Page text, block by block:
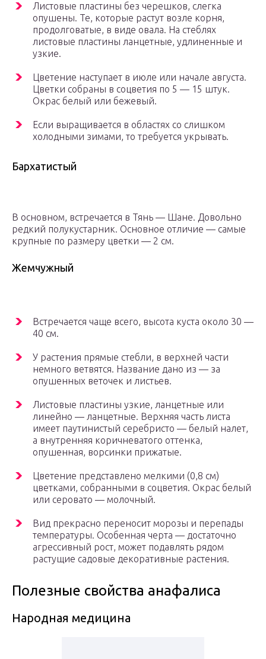
Листовые пластины без черешков, слегка
опушены. Те, которые растут возле корня,
продолговатые, в виде овала. На стеблях
листовые пластины ланцетные, удлиненные и
узкие.
Цветение наступает в июле или начале августа.
Цветки собраны в соцветия по 5 — 15 штук.
Окрас белый или бежевый.
Если выращивается в областях со слишком
холодными зимами, то требуется укрывать.
Бархатистый
В основном, встречается в Тянь — Шане. Довольно
редкий полукустарник. Основное отличие — самые
крупные по размеру цветки — 2 см.
Жемчужный
Встречается чаще всего, высота куста около 30 —
40 см.
У растения прямые стебли, в верхней части
немного ветвятся. Название дано из — за
опушенных веточек и листьев.
Листовые пластины узкие, ланцетные или
линейно — ланцетные. Верхняя часть листа
имеет паутинистый серебристо — белый налет,
а внутренняя коричневатого оттенка,
опушенная, ворсинки прижатые.
Цветение представлено мелкими (0,8 см)
цветками, собранными в соцветия. Окрас белый
или серовато — молочный.
Вид прекрасно переносит морозы и перепады
температуры. Особенная черта — достаточно
агрессивный рост, может подавлять рядом
растущие садовые декоративные растения.
Полезные свойства анафалиса
Народная медицина